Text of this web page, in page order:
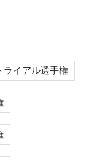
ライアル選手権